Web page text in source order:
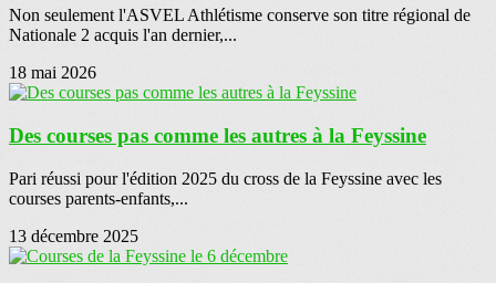
Non seulement l'ASVEL Athlétisme conserve son titre régional de
Nationale 2 acquis l'an dernier,...
18 mai 2026
Des courses pas comme les autres à la Feyssine
Pari réussi pour l'édition 2025 du cross de la Feyssine avec les
courses parents-enfants,...
13 décembre 2025